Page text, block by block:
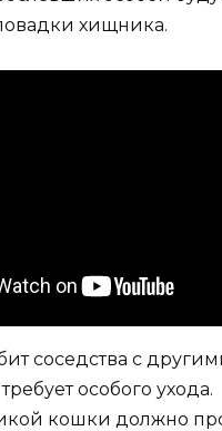
хищника.
соседства с
особого ухода.
кошки должно